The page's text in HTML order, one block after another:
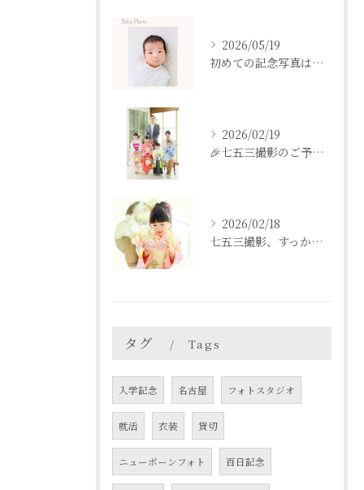
2026/05/19
初めての記念写真はは、DEAR STUDIOで。
2026/02/19
🎉七五三撮影のご予約をご検討中の方へ🎉
2026/02/18
七五三撮影、すっかり忘れてた💦という方も
タグ Tags
入学記念 名古屋 フォトスタジオ
就活 衣装 貸切
ニューボーンフォト 百日記念